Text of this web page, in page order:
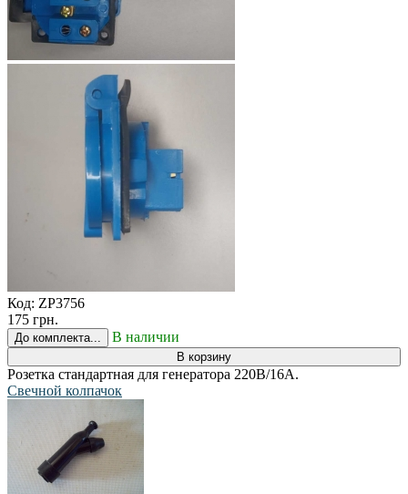
Код: ZP3756
175 грн.
До комплекта... В наличии
В корзину
Розетка стандартная для генератора 220В/16А.
Свечной колпачок